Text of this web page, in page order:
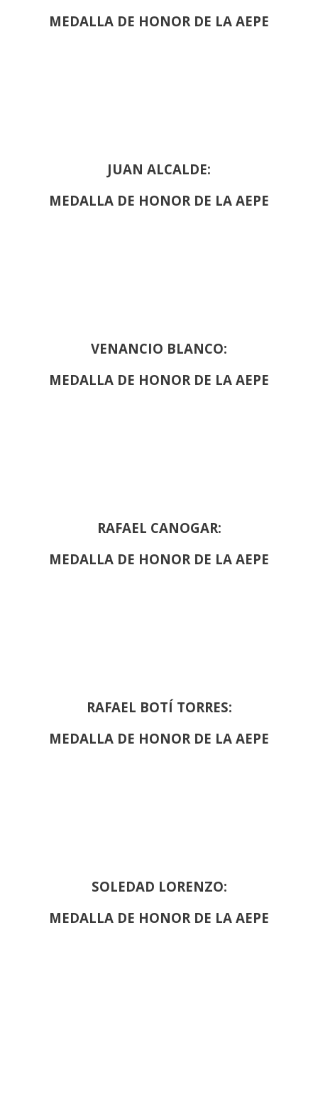
MEDALLA DE HONOR DE LA AEPE
JUAN ALCALDE:
MEDALLA DE HONOR DE LA AEPE
VENANCIO BLANCO:
MEDALLA DE HONOR DE LA AEPE
RAFAEL CANOGAR:
MEDALLA DE HONOR DE LA AEPE
RAFAEL BOTÍ TORRES:
MEDALLA DE HONOR DE LA AEPE
SOLEDAD LORENZO:
MEDALLA DE HONOR DE LA AEPE